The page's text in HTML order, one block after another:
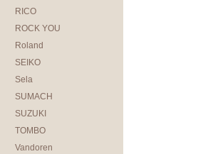
RICO
ROCK YOU
Roland
SEIKO
Sela
SUMACH
SUZUKI
TOMBO
Vandoren